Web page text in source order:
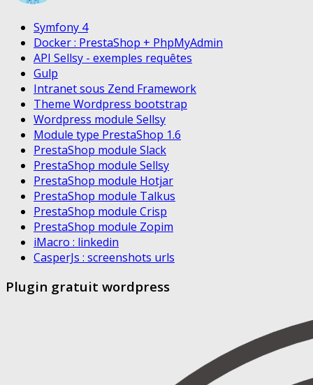
Symfony 4
Docker : PrestaShop + PhpMyAdmin
API Sellsy - exemples requêtes
Gulp
Intranet sous Zend Framework
Theme Wordpress bootstrap
Wordpress module Sellsy
Module type PrestaShop 1.6
PrestaShop module Slack
PrestaShop module Sellsy
PrestaShop module Hotjar
PrestaShop module Talkus
PrestaShop module Crisp
PrestaShop module Zopim
iMacro : linkedin
CasperJs : screenshots urls
Plugin gratuit wordpress